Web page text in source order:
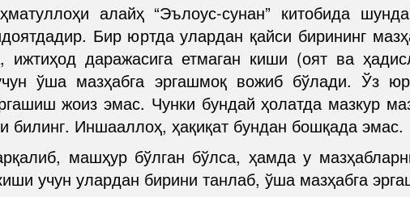
алайҳ “Эълоус-сунан” китобида
Бир юртда улардан қайси бирининг
даражасига етмаган киши (оят ва
ўша мазҳабга эргашмоқ вожиб бўлади. Ўз
жоиз эмас. Чунки бундай ҳолатда мазкур
Иншааллоҳ, ҳақиқат бундан бошқада эмас.
машҳур бўлган бўлса, ҳамда у
учун улардан бирини танлаб, ўша мазҳабга